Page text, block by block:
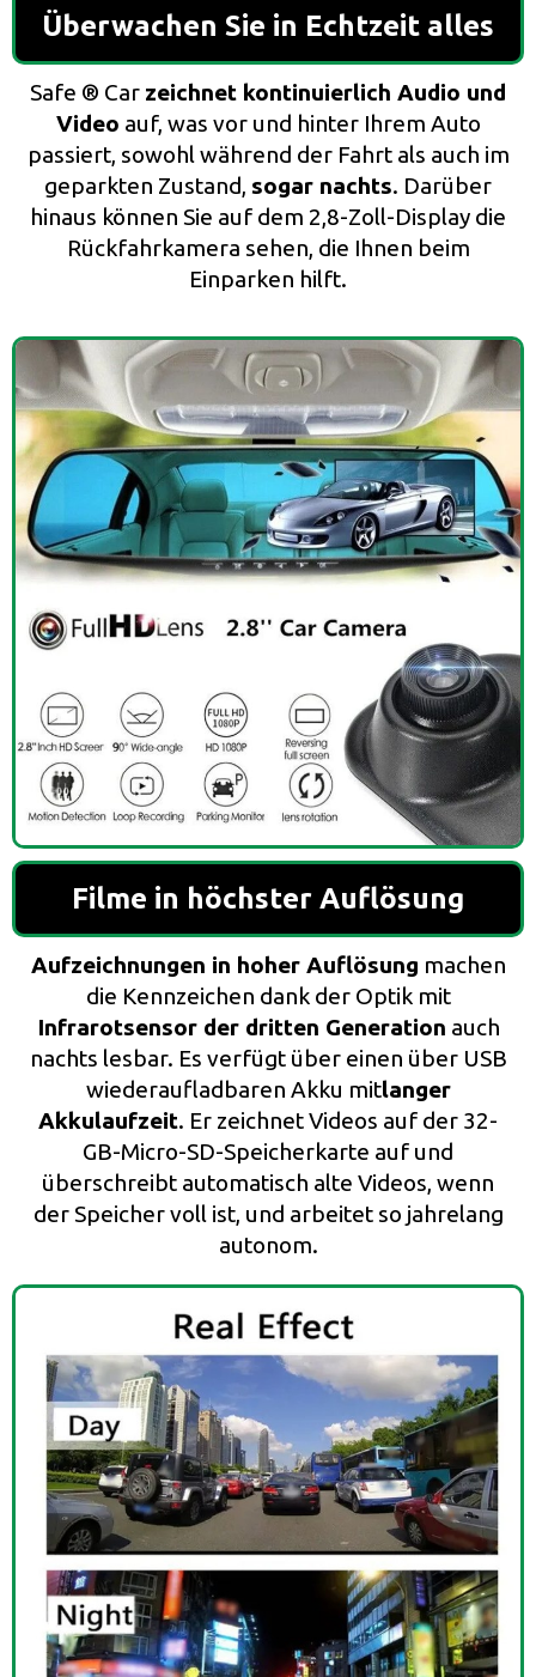
Überwachen Sie in Echtzeit alles
Safe ® Car zeichnet kontinuierlich Audio und
Video auf, was vor und hinter Ihrem Auto
passiert, sowohl während der Fahrt als auch im
geparkten Zustand, sogar nachts. Darüber
hinaus können Sie auf dem 2,8-Zoll-Display die
Rückfahrkamera sehen, die Ihnen beim
Einparken hilft.
Filme in höchster Auflösung
Aufzeichnungen in hoher Auflösung machen
die Kennzeichen dank der Optik mit
Infrarotsensor der dritten Generation auch
nachts lesbar. Es verfügt über einen über USB
wiederaufladbaren Akku mitlanger
Akkulaufzeit. Er zeichnet Videos auf der 32-
GB-Micro-SD-Speicherkarte auf und
überschreibt automatisch alte Videos, wenn
der Speicher voll ist, und arbeitet so jahrelang
autonom.